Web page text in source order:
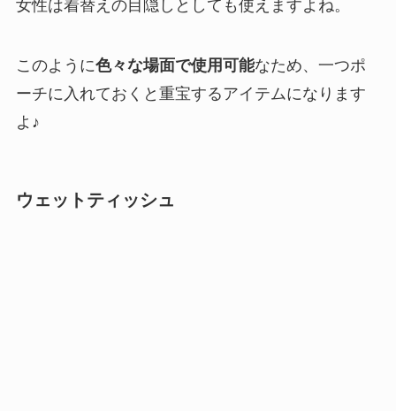
女性は着替えの目隠しとしても使えますよね。
このように色々な場面で使用可能なため、一つポ
ーチに入れておくと重宝するアイテムになります
よ♪
ウェットティッシュ